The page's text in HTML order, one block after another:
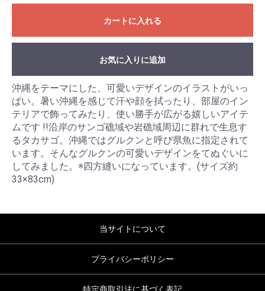
カートに入れる
お気に入りに追加
沖縄をテーマにした、可愛いデザインのイラストがいっ
ぱい。暑い沖縄を感じて汗や顔を拭ったり、部屋のイン
テリアで飾ってみたり、使い勝手が広がる嬉しいアイテ
ムです !!沿岸のサンゴ礁域や岩礁域周辺に群れで生息す
るタカサゴ。沖縄ではグルクンと呼び県魚に指定されて
います。そんなグルクンの可愛いデザインをてぬぐいに
してみました。※四方縫いになっています。(サイズ約
33×83cm)
当サイトについて
プライバシーポリシー